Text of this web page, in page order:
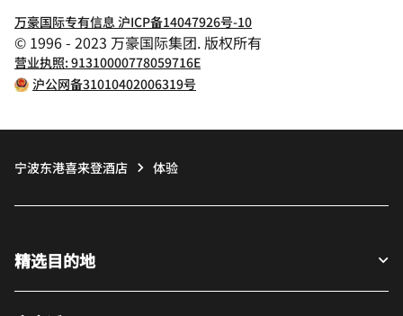
万豪国际专有信息 沪ICP备14047926号-10
© 1996 - 2023 万豪国际集团. 版权所有
营业执照: 91310000778059716E
沪公网备31010402006319号
宁波东港喜来登酒店 体验
精选目的地